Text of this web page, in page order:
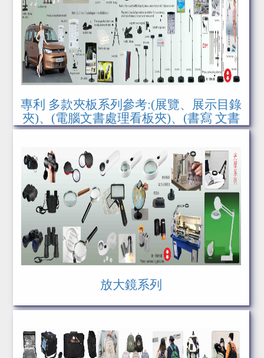
專利 多款夾板系列參考:(展覽、展示目錄
夾)、(電腦文書處理看板夾)、(書寫 文書
板夾)、超市網架 [商店、辦活動、展覽、
放大鏡系列